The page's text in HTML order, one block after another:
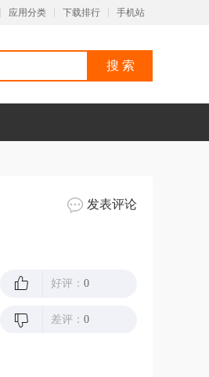
应用分类 下载排行 手机站
发表评论
好评： 0
差评： 0